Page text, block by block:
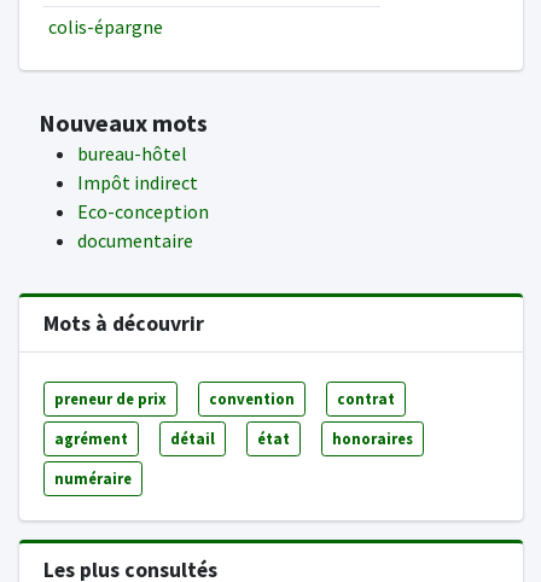
colis-épargne
Nouveaux mots
bureau-hôtel
Impôt indirect
Eco-conception
documentaire
Mots à découvrir
preneur de prix convention contrat
agrément détail état honoraires
numéraire
Les plus consultés